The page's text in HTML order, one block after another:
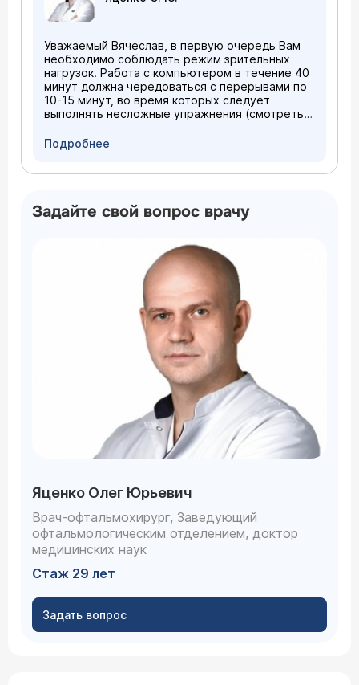
Уважаемый Вячеслав, в первую очередь Вам
необходимо соблюдать режим зрительных
нагрузок. Работа с компьютером в течение 40
минут должна чередоваться с перерывами по
10-15 минут, во время которых следует
выполнять несложные упражнения (смотреть
окно; выполнять движения глазами влево-
вправо, вверх-вниз, переводить взгляд на
т.д. Перфорационными очками можно
пользоваться в свободное от работы с
существуют специальные "компьютерные"
очки, которые можно приобрести в салонах
оптики. Эти очки помогут защитить Ваши глаза
от нагрузки во время работы. Желаю Вам
Подробнее
Задайте свой вопрос врачу
Яценко Олег Юрьевич
Врач-офтальмохирург, Заведующий
офтальмологическим отделением, доктор
медицинских наук
Стаж 29 лет
Задать вопрос